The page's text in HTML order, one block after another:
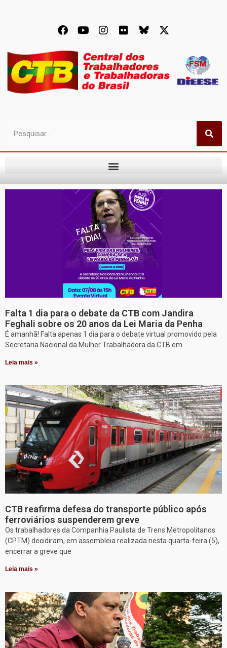
Falta 1 dia para o debate da CTB com Jandira
Feghali sobre os 20 anos da Lei Maria da Penha
É amanhã! Falta apenas 1 dia para o debate virtual promovido pela
Secretaria Nacional da Mulher Trabalhadora da CTB em
Leia mais »
CTB reafirma defesa do transporte público após
ferroviários suspenderem greve
Os trabalhadores da Companhia Paulista de Trens Metropolitanos
(CPTM) decidiram, em assembleia realizada nesta quarta-feira (5),
encerrar a greve que
Leia mais »